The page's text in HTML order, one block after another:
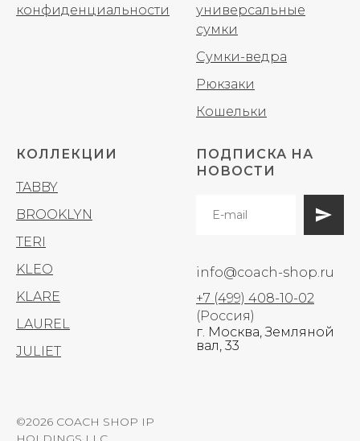
конфиденциальности
универсальные
сумки
Сумки-ведра
Рюкзаки
Кошельки
КОЛЛЕКЦИИ
TABBY
BROOKLYN
TERI
KLEO
KLARE
LAUREL
JULIET
ПОДПИСКА НА
НОВОСТИ
info@coach-shop.ru
+7 (499) 408-10-02
(Россия)
г. Москва, Земляной
вал, 33
©2026 COACH SHOP IP